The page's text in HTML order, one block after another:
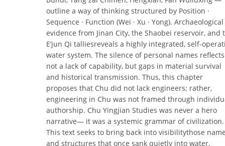
outline a way of thinking structured by Position ·
Sequence · Function (Wei · Xu · Yong). Archaeological
evidence from Jinan City, the Shaobei reservoir, and
E’jun Qi talliesreveals a highly integrated, self-
water system. The silence of personal names reflects
not a lack of capability, but gaps in material survival
and historical transmission. Thus, this chapter
proposes that Chu did not lack engineers; rather,
engineering in Chu was not framed through
authorship. Chu Yingjian Studies was never a hero
narrative— it was a systemic grammar of civilization.
This text seeks to bring back into visibilitythose
and structures that once sank quietly into water,